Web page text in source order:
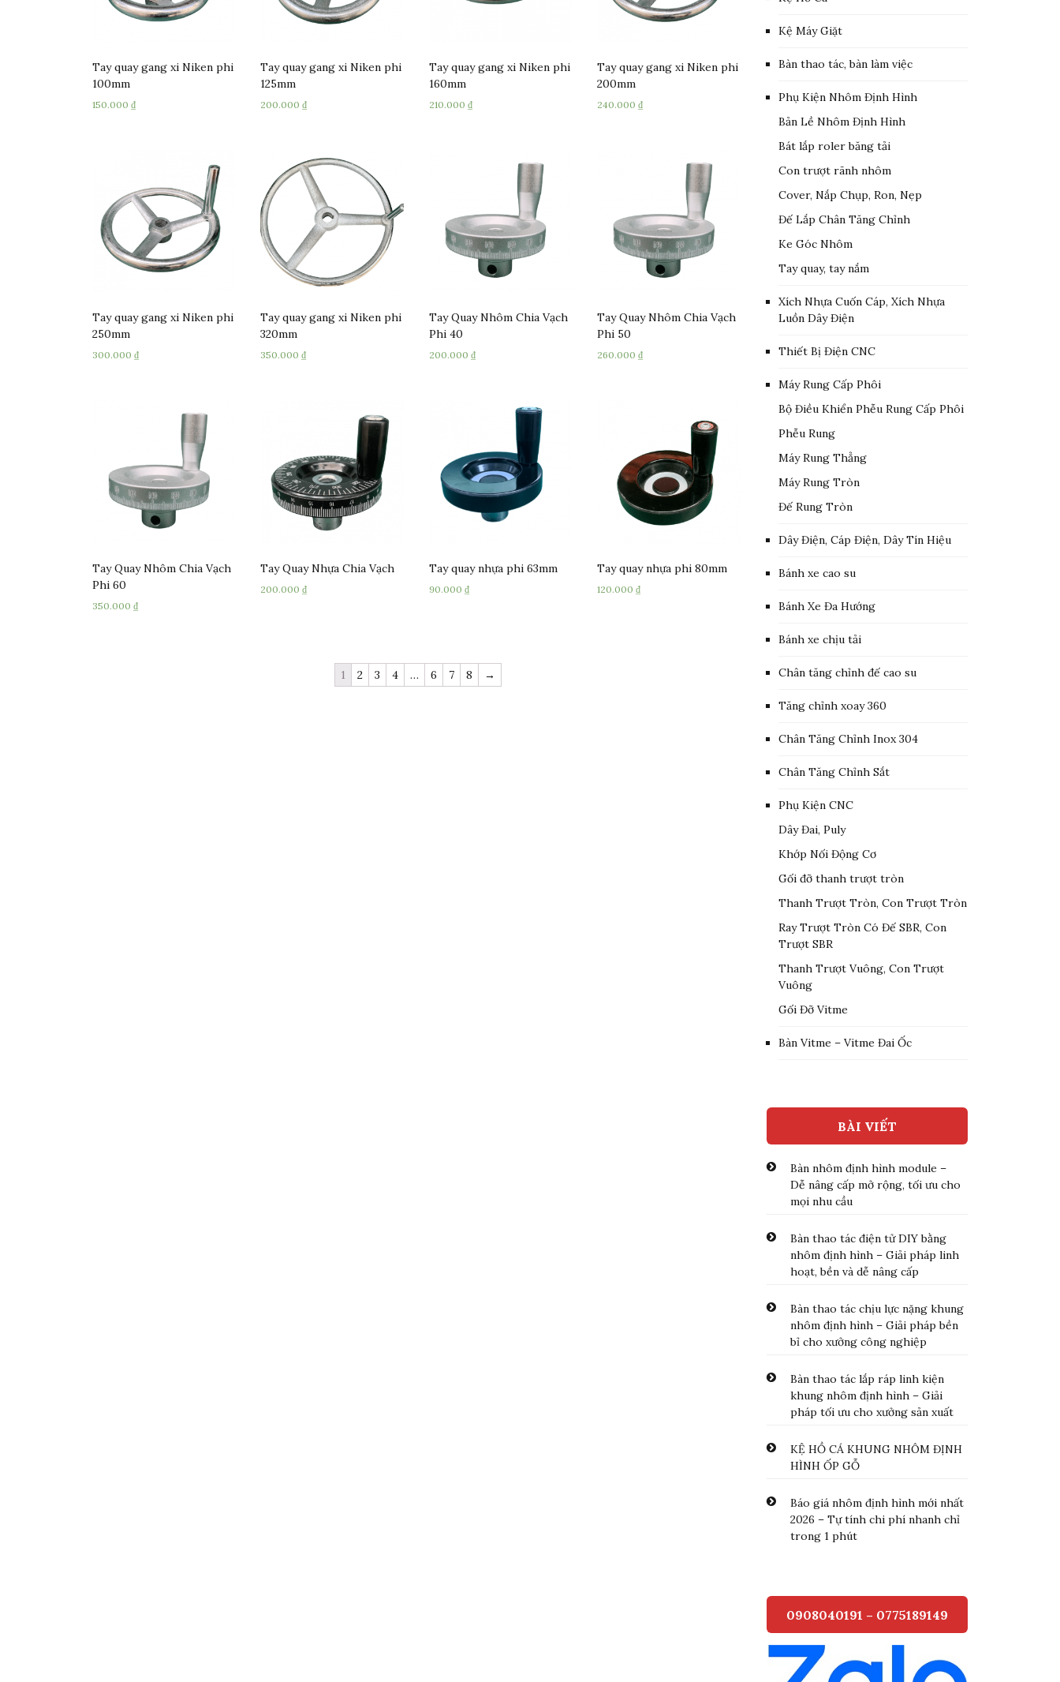
Tay quay gang xi Niken phi
100mm
150.000 ₫
Tay quay gang xi Niken phi
125mm
200.000₫
Tay quay gang xi Niken phi
160mm
210.000 ₫
Tay quay gang xi Niken phi
200mm
240.000 ₫
Tay quay gang xi Niken phi
250mm
300.000 ₫
Tay quay gang xi Niken phi
320mm
350.000₫
Tay Quay Nhôm Chia Vạch
Phi 40
200.000 ₫
Tay Quay Nhôm Chia Vạch
Phi 50
260.000 ₫
Tay Quay Nhôm Chia Vạch
Phi 60
350.000 ₫
Tay Quay Nhựa Chia Vạch
200.000₫
Tay quay nhựa phi 63mm
90.000 ₫
Tay quay nhựa phi 80mm
120.000 ₫
1 2 3 4 … 6 7 8 →
Kệ Máy Giặt
Bàn thao tác, bàn làm việc
Phụ Kiện Nhôm Định Hình
Bản Lề Nhôm Định Hình
Bát lắp roler băng tải
Con trượt rãnh nhôm
Cover, Nắp Chụp, Ron, Nẹp
Đế Lắp Chân Tăng Chỉnh
Ke Góc Nhôm
Tay quay, tay nắm
Xích Nhựa Cuốn Cáp, Xích Nhựa
Luồn Dây Điện
Thiết Bị Điện CNC
Máy Rung Cấp Phôi
Bộ Điều Khiển Phễu Rung Cấp Phôi
Phễu Rung
Máy Rung Thẳng
Máy Rung Tròn
Đế Rung Tròn
Dây Điện, Cáp Điện, Dây Tín Hiệu
Bánh xe cao su
Bánh Xe Đa Hướng
Bánh xe chịu tải
Chân tăng chỉnh đế cao su
Tăng chỉnh xoay 360
Chân Tăng Chỉnh Inox 304
Chân Tăng Chỉnh Sắt
Phụ Kiện CNC
Dây Đai, Puly
Khớp Nối Động Cơ
Gối đỡ thanh trượt tròn
Thanh Trượt Tròn, Con Trượt Tròn
Ray Trượt Tròn Có Đế SBR, Con
Trượt SBR
Thanh Trượt Vuông, Con Trượt
Vuông
Gối Đỡ Vitme
Bàn Vitme – Vitme Đai Ốc
BÀI VIẾT
Bàn nhôm định hình module –
Dễ nâng cấp mở rộng, tối ưu cho
mọi nhu cầu
Bàn thao tác điện tử DIY bằng
nhôm định hình – Giải pháp linh
hoạt, bền và dễ nâng cấp
Bàn thao tác chịu lực nặng khung
nhôm định hình – Giải pháp bền
bỉ cho xưởng công nghiệp
Bàn thao tác lắp ráp linh kiện
khung nhôm định hình – Giải
pháp tối ưu cho xưởng sản xuất
KỆ HỒ CÁ KHUNG NHÔM ĐỊNH
HÌNH ỐP GỖ
Báo giá nhôm định hình mới nhất
2026 – Tự tính chi phí nhanh chỉ
trong 1 phút
0908040191 – 0775189149